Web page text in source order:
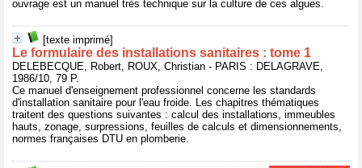
ouvrage est un manuel très technique sur la culture de ces algues.
[texte imprimé]
Le formulaire des installations sanitaires : tome 1
DELEBECQUE, Robert, ROUX, Christian - PARIS : DELAGRAVE,
1986/10, 79 P.
Ce manuel d'enseignement professionnel concerne les standards
d'installation sanitaire pour l'eau froide. Les chapitres thématiques
traitent des questions suivantes : calcul des installations, immeubles
hauts, zonage, surpressions, feuilles de calculs et dimensionnements,
normes françaises DTU en plomberie.